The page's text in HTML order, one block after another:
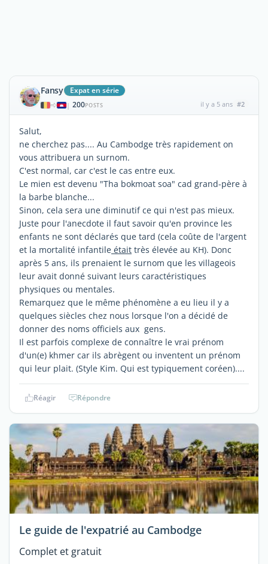
Fansy Expat en série
| 200POSTS il y a 5 ans #2
Salut,
ne cherchez pas.... Au Cambodge très rapidement on
vous attribuera un surnom.
C'est normal, car c'est le cas entre eux.
Le mien est devenu "Tha bokmoat soa" cad grand-père à
la barbe blanche...
Sinon, cela sera une diminutif ce qui n'est pas mieux.
Juste pour l'anecdote il faut savoir qu'en province les
enfants ne sont déclarés que tard (cela coûte de l'argent
et la mortalité infantile était très élevée au KH). Donc
après 5 ans, ils prenaient le surnom que les villageois
leur avait donné suivant leurs caractéristiques
physiques ou mentales.
Remarquez que le même phénomène a eu lieu il y a
quelques siècles chez nous lorsque l'on a décidé de
donner des noms officiels aux gens.
Il est parfois complexe de connaître le vrai prénom
d'un(e) khmer car ils abrègent ou inventent un prénom
qui leur plait. (Style Kim. Qui est typiquement coréen)....
Réagir Répondre
Le guide de l'expatrié au Cambodge
Complet et gratuit